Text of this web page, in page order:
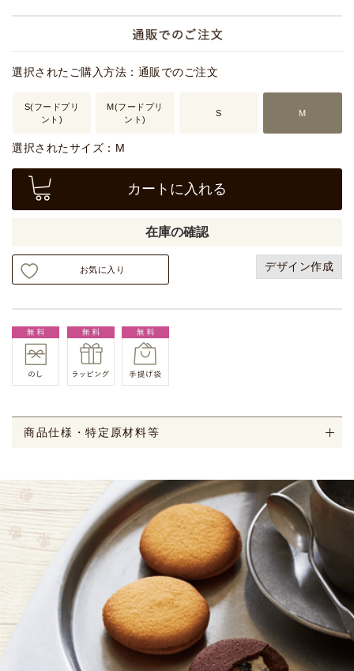
選択されたご購入方法：通販でのご注文
S(フードプリ
ント)
M(フードプリ
ント)
S M
選択されたサイズ：M
カートに入れる
在庫の確認
お気に入り デザイン作成
商品仕様・特定原材料等